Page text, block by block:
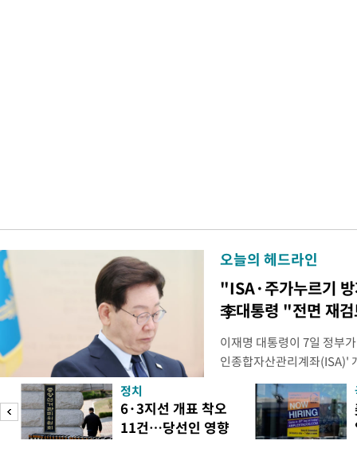
오늘의 헤드라인
"ISA·주가누르기
李대통령 "전면 재
이재명 대통령이 7일 정부
인종합자산관리계좌(ISA)'
안'을 전면 재검토 할 것을
들과의 상황 점검 회의에서
지법안을 둘러싼 투자자들
았다. 이 자리에서 이 대통
정치
6·3지선 개표 착오
11건…당선인 영향